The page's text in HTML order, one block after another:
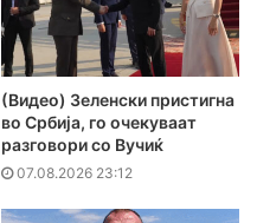
(Видео) Зеленски пристигна
во Србија, го очекуваат
разговори со Вучиќ
07.08.2026 23:12